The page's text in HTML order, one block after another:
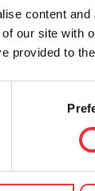
content
our site with
provided to
möten
a februari!